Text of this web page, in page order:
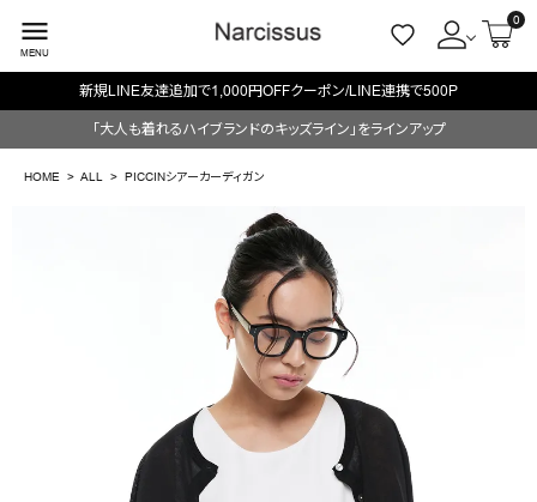
menu
MENU
0
ようこそ ゲスト 様
search
新規LINE友達追加で1,000円OFFクーポン/LINE連携で500P
「大人も着れるハイブランドのキッズライン」をラインアップ
HOME ALL PICCINシアーカーディガン